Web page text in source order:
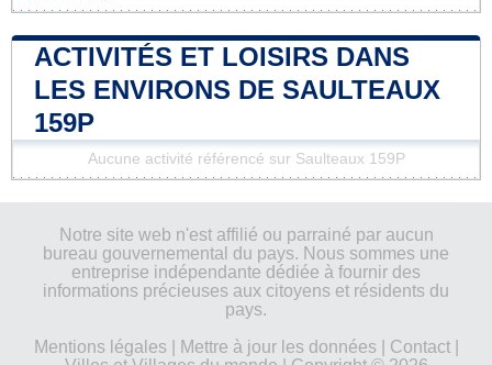
ACTIVITÉS ET LOISIRS DANS
LES ENVIRONS DE SAULTEAUX
159P
Aucune activité référencé sur Saulteaux 159P
Notre site web n'est affilié ou parrainé par aucun
bureau gouvernemental du pays. Nous sommes une
entreprise indépendante dédiée à fournir des
informations précieuses aux citoyens et résidents du
pays.
Mentions légales| Mettre à jour les données| Contact|